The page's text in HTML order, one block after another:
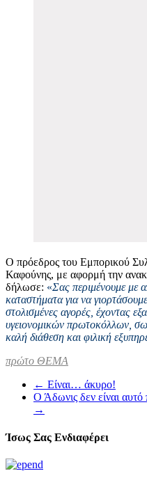
O πρόεδρος του Εμπορικού
Καφούνης, με αφορμή την
δήλωσε: «Σας περιμένουμε με
καταστήματα για να
στολισμένες αγορές, έχοντας
υγειονομικών πρωτοκόλλων,
καλή διάθεση και φιλική
πρώτο ΘΕΜΑ
← Είναι… άκυρο!
Ο Άδωνις δεν είναι
→
Ίσως Σας Ενδιαφέρει